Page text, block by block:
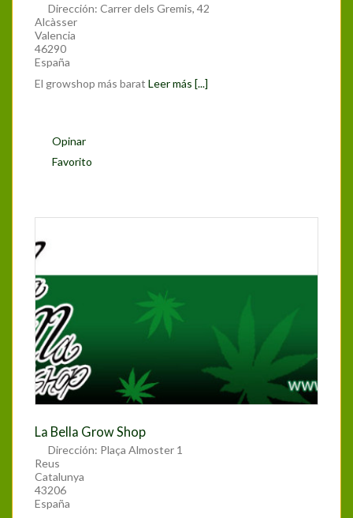
Dirección:Carrer dels Gremis, 42
Alcàsser
Valencia
46290
España
El growshop más barat Leer más [...]
Opinar
Favorito
La Bella Grow Shop
Dirección: Plaça Almoster 1
Reus
Catalunya
43206
España